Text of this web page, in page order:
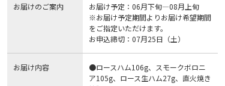
お届けのご案内
お届け予定：06月下旬―08月上旬
※お届け予定期間よりお届け希望期間
をご指定いただけます。
お申込締切：07月25日（土）
お届け内容
●ロースハム106g、スモークボロニ
ア105g、ロース生ハム27g、直火焼き